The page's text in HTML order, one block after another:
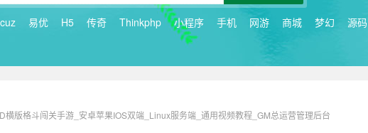
易优 H5 传奇 Thinkphp 小程序 手机 网游 商城 梦幻 源码
版格斗闯关手游_安卓苹果IOS双端_Linux服务端_通用视频教程_GM总运营管理后台